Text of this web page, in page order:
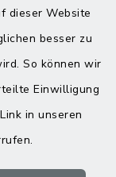
dieser Website
besser zu
So können wir
Einwilligung
in unseren